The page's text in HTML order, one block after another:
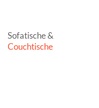
Sofatische &
Couchtische